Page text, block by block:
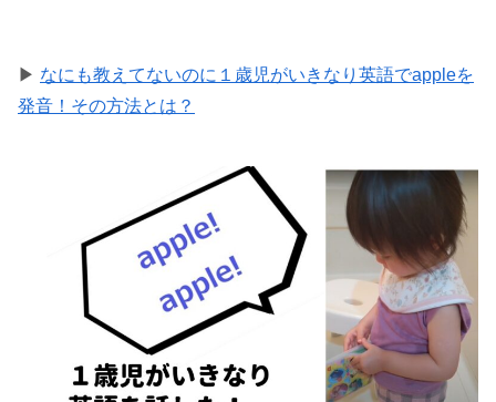
▶ なにも教えてないのに１歳児がいきなり英語でappleを
発音！その方法とは？